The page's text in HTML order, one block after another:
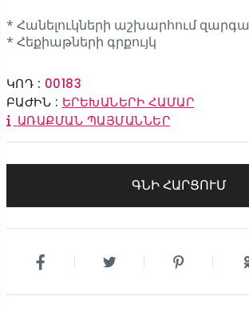
* Հանելուկների աշխարհում
* Հեքիաթների գրքույկ
ԿՈԴ : 00183
ԲԱԺԻՆ : ԵՐԵԽԱՆԵՐԻ ՀԱՄԱՐ
ԱՌԱՔՄԱՆ ՊԱՅՄԱՆՆԵՐ
ԳՆԻ ՀԱՐՑՈՒՄ